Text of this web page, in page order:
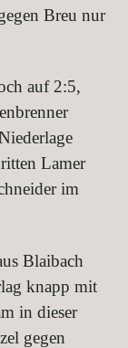
Breu nur
auf 2:5,
Lamer
im
Blaibach
knapp mit
in dieser
gegen